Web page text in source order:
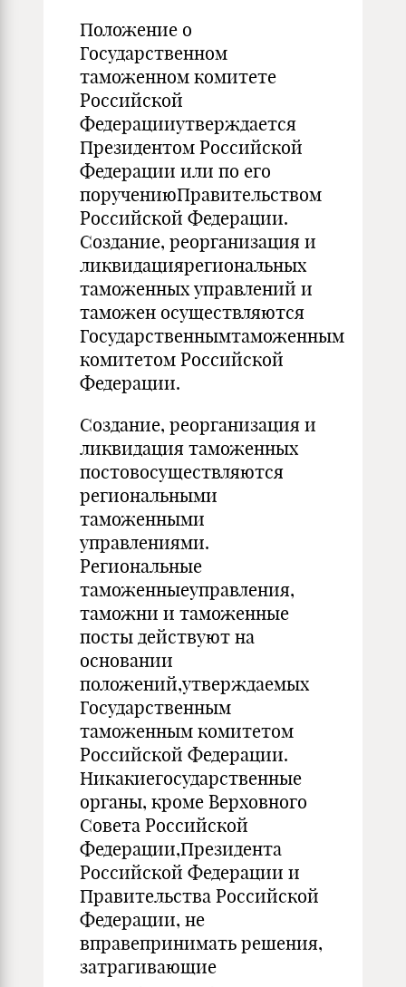
Положение о
Государственном
таможенном комитете
Российской
Федерацииутверждается
Президентом Российской
Федерации или по его
поручениюПравительством
Российской Федерации.
Создание, реорганизация и
ликвидациярегиональных
таможенных управлений и
таможен осуществляются
Государственнымтаможенным
комитетом Российской
Федерации.
Создание, реорганизация и
ликвидация таможенных
постовосуществляются
региональными
таможенными
управлениями.
Региональные
таможенныеуправления,
таможни и таможенные
посты действуют на
основании
положений,утверждаемых
Государственным
таможенным комитетом
Российской Федерации.
Никакиегосударственные
органы, кроме Верховного
Совета Российской
Федерации,Президента
Российской Федерации и
Правительства Российской
Федерации, не
вправепринимать решения,
затрагивающие